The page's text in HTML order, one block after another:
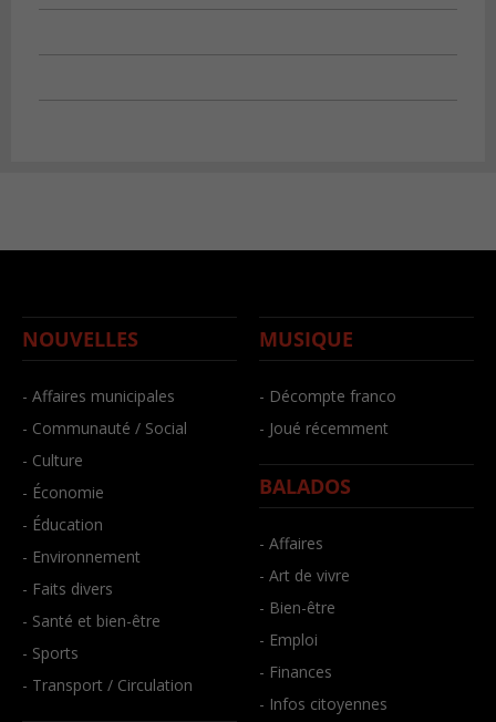
NOUVELLES
- Affaires municipales
- Communauté / Social
- Culture
- Économie
- Éducation
- Environnement
- Faits divers
- Santé et bien-être
- Sports
- Transport / Circulation
MUSIQUE
- Décompte franco
- Joué récemment
BALADOS
- Affaires
- Art de vivre
- Bien-être
- Emploi
- Finances
- Infos citoyennes